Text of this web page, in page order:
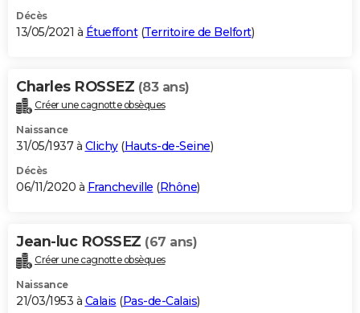
Décès
13/05/2021 à Étueffont(Territoire de Belfort)
Charles ROSSEZ (83 ans)
Créer une cagnotte obsèques
Naissance
31/05/1937 à Clichy(Hauts-de-Seine)
Décès
06/11/2020 à Francheville (Rhône)
Jean-luc ROSSEZ (67 ans)
Créer une cagnotte obsèques
Naissance
21/03/1953 à Calais (Pas-de-Calais)